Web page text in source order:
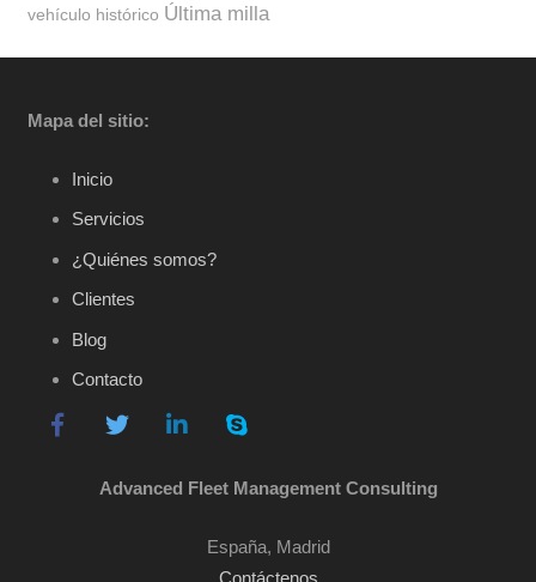
vehículo histórico Última milla
Mapa del sitio:
Inicio
Servicios
¿Quiénes somos?
Clientes
Blog
Contacto
Advanced Fleet Management Consulting
España, Madrid
Contáctenos